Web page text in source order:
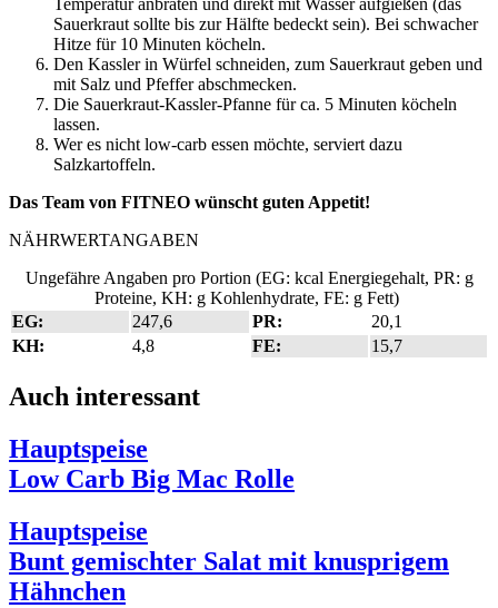
Temperatur anbraten und direkt mit Wasser aufgießen (das
Sauerkraut sollte bis zur Hälfte bedeckt sein). Bei schwacher
Hitze für 10 Minuten köcheln.
Den Kassler in Würfel schneiden, zum Sauerkraut geben und
mit Salz und Pfeffer abschmecken.
Die Sauerkraut-Kassler-Pfanne für ca. 5 Minuten köcheln
lassen.
Wer es nicht low-carb essen möchte, serviert dazu
Salzkartoffeln.
Das Team von FITNEO wünscht guten Appetit!
NÄHRWERTANGABEN
Ungefähre Angaben pro Portion (EG: kcal Energiegehalt, PR: g
Proteine, KH: g Kohlenhydrate, FE: g Fett)
EG:
247,6 PR:
20,1
KH:
4,8 FE: 15,7
Auch interessant
Hauptspeise
Low Carb Big Mac Rolle
Hauptspeise
Bunt gemischter Salat mit knusprigem
Hähnchen